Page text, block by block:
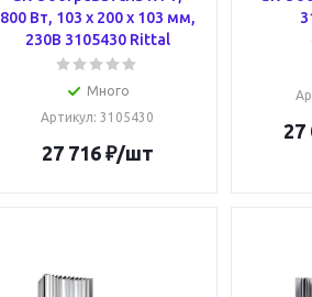
800 Вт, 103 х 200 х 103 мм,
230В 3105430 Rittal
Много
Артикул: 3105430
27 716₽/шт
27